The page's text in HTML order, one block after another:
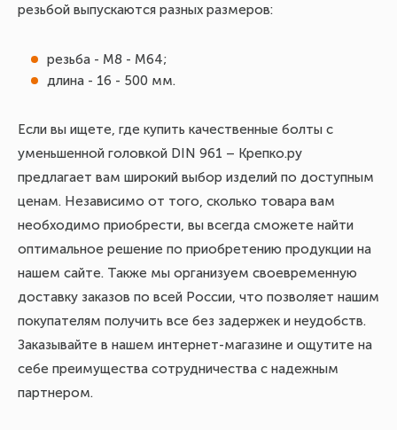
резьбой выпускаются разных размеров:
резьба - М8 - М64;
длина - 16 - 500 мм.
Если вы ищете, где купить качественные болты с
уменьшенной головкой DIN 961 – Крепко.ру
предлагает вам широкий выбор изделий по доступным
ценам. Независимо от того, сколько товара вам
необходимо приобрести, вы всегда сможете найти
оптимальное решение по приобретению продукции на
нашем сайте. Также мы организуем своевременную
доставку заказов по всей России, что позволяет нашим
покупателям получить все без задержек и неудобств.
Заказывайте в нашем интернет-магазине и ощутите на
себе преимущества сотрудничества с надежным
партнером.